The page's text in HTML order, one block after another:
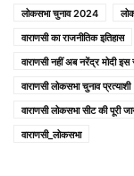
लोकसभा चुनाव 2024
वाराणसी का राजनीतिक इतिहास
वाराणसी नहीं अब नरेंद्र मोदी
वाराणसी लोकसभा चुनाव प्रत्याशी
वाराणसी लोकसभा सीट की पूरी
वाराणसी_लोकसभा